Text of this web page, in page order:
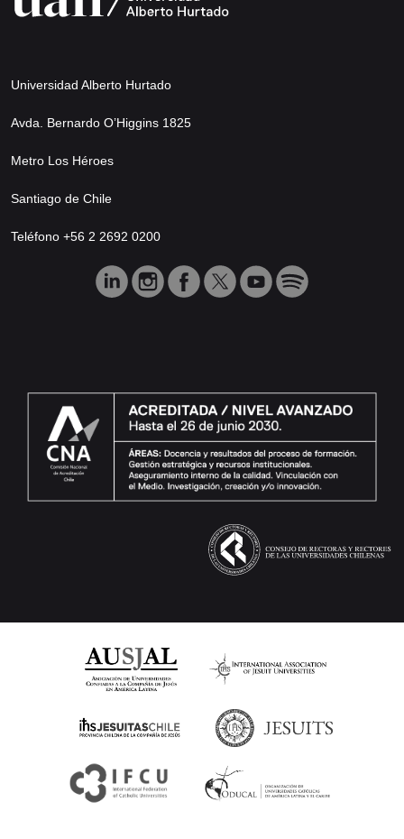
Universidad Alberto Hurtado
Avda. Bernardo O’Higgins 1825
Metro Los Héroes
Santiago de Chile
Teléfono +56 2 2692 0200